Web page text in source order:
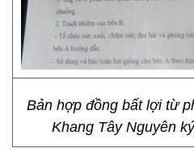
Bản hợp đồng bất lợi từ
Khang Tây Nguyên